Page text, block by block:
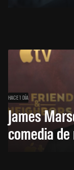
HACE 1 DÍA
James
comedia